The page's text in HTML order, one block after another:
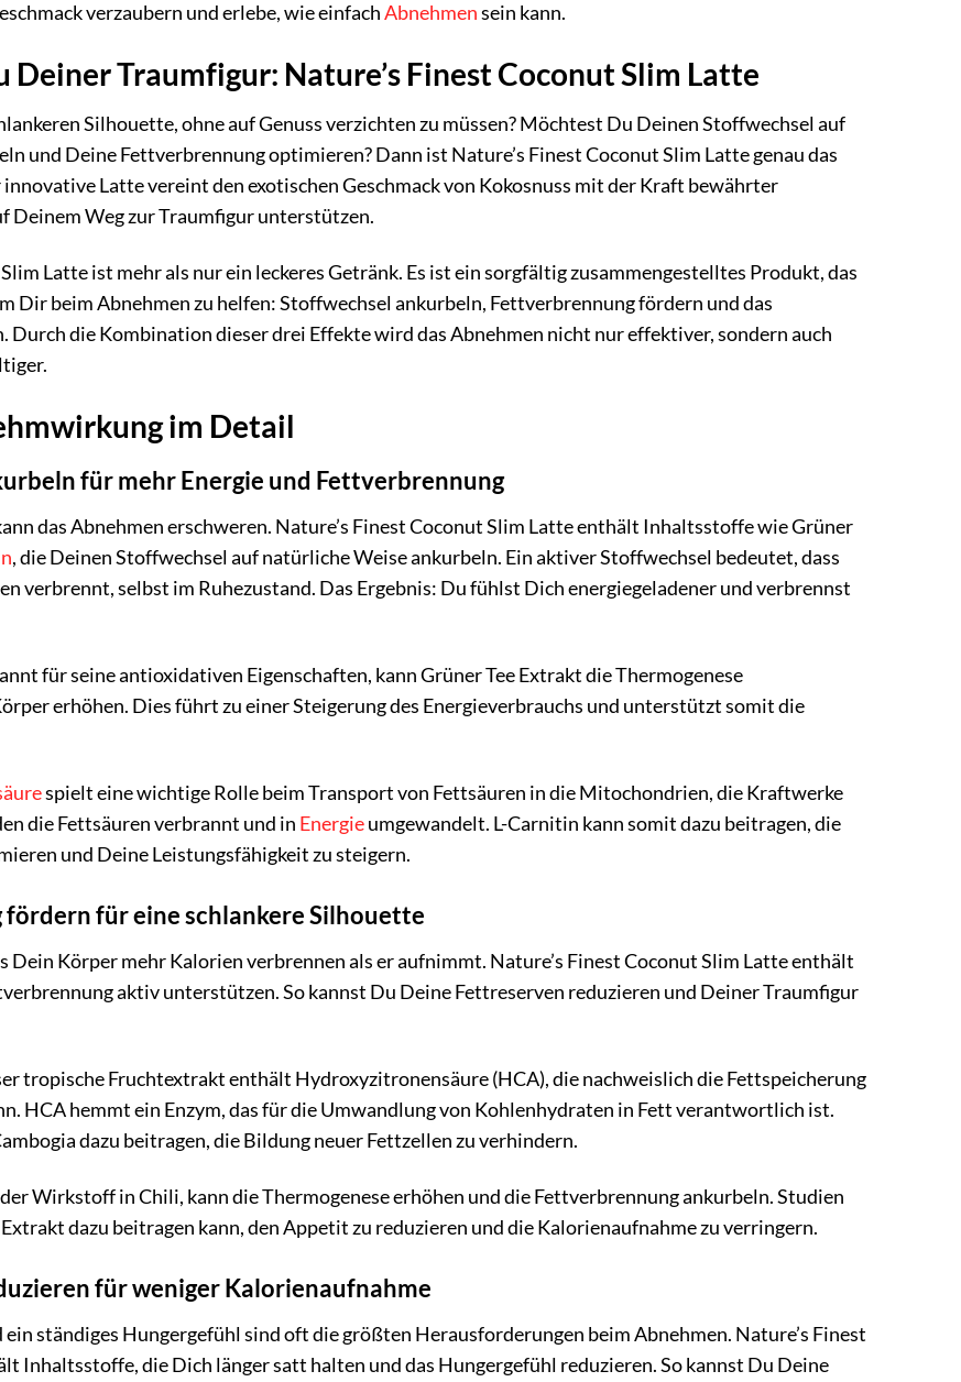
verzaubern und erlebe, wie einfachAbnehmensein kann.
Deiner Traumfigur: Nature’s Finest Coconut Slim Latte
Silhouette, ohne auf Genuss verzichten zu müssen? Möchtest Du Deinen Stoffwechsel auf
und Deine Fettverbrennung optimieren? Dann ist Nature’s Finest Coconut Slim Latte genau das
Latte vereint den exotischen Geschmack von Kokosnuss mit der Kraft bewährter
Deinem Weg zur Traumfigur unterstützen.
Latte ist mehr als nur ein leckeres Getränk. Es ist ein sorgfältig zusammengestelltes Produkt, das
Dir beim Abnehmen zu helfen: Stoffwechsel ankurbeln, Fettverbrennung fördern und das
Durch die Kombination dieser drei Effekte wird das Abnehmen nicht nur effektiver, sondern auch
im Detail
für mehr Energie und Fettverbrennung
das Abnehmen erschweren. Nature’s Finest Coconut Slim Latte enthält Inhaltsstoffe wie Grüner
, die Deinen Stoffwechsel auf natürliche Weise ankurbeln. Ein aktiver Stoffwechsel bedeutet, dass
verbrennt, selbst im Ruhezustand. Das Ergebnis: Du fühlst Dich energiegeladener und verbrennst
für seine antioxidativen Eigenschaften, kann Grüner Tee Extrakt die Thermogenese
erhöhen. Dies führt zu einer Steigerung des Energieverbrauchs und unterstützt somit die
spielt eine wichtige Rolle beim Transport von Fettsäuren in die Mitochondrien, die Kraftwerke
die Fettsäuren verbrannt und in Energieumgewandelt. L-Carnitin kann somit dazu beitragen, die
und Deine Leistungsfähigkeit zu steigern.
für eine schlankere Silhouette
Dein Körper mehr Kalorien verbrennen als er aufnimmt. Nature’s Finest Coconut Slim Latte enthält
aktiv unterstützen. So kannst Du Deine Fettreserven reduzieren und Deiner Traumfigur
tropische Fruchtextrakt enthält Hydroxyzitronensäure (HCA), die nachweislich die Fettspeicherung
HCA hemmt ein Enzym, das für die Umwandlung von Kohlenhydraten in Fett verantwortlich ist.
dazu beitragen, die Bildung neuer Fettzellen zu verhindern.
Wirkstoff in Chili, kann die Thermogenese erhöhen und die Fettverbrennung ankurbeln. Studien
dazu beitragen kann, den Appetit zu reduzieren und die Kalorienaufnahme zu verringern.
für weniger Kalorienaufnahme
ständiges Hungergefühl sind oft die größten Herausforderungen beim Abnehmen. Nature’s Finest
Inhaltsstoffe, die Dich länger satt halten und das Hungergefühl reduzieren. So kannst Du Deine